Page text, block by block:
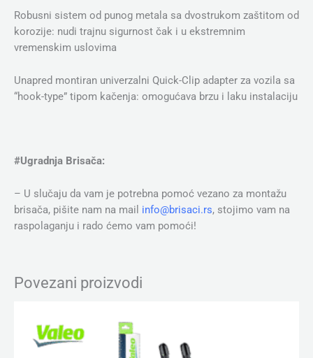
Robusni sistem od punog metala sa dvostrukom zaštitom od
korozije: nudi trajnu sigurnost čak i u ekstremnim
vremenskim uslovima
Unapred montiran univerzalni Quick-Clip adapter za vozila sa
“hook-type” tipom kačenja: omogućava brzu i laku instalaciju
#Ugradnja Brisača:
– U slučaju da vam je potrebna pomoć vezano za montažu
brisača, pišite nam na mail info@brisaci.rs, stojimo vam na
raspolaganju i rado ćemo vam pomoći!
Povezani proizvodi